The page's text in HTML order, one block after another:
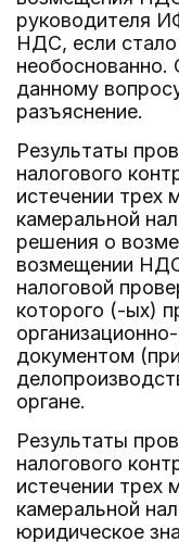
руководителя
НДС, если стало
необоснованно.
данному
разъяснение.
Результаты
налогового
истечении трех
камеральной
решения о
возмещении
налоговой
которого (-ых)
документом
органе.
Результаты
налогового
истечении трех
камеральной
юридическое